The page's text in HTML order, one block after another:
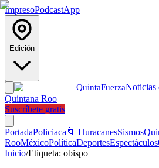
ImpresoPodcastApp
Edición
QuintaFuerzaNoticias
Quintana Roo
Suscríbete gratis
PortadaPoliciaca 🌀 HuracanesSismos
RooMéxicoPolíticaDeportesEspectáculos
Inicio/Etiqueta: obispo